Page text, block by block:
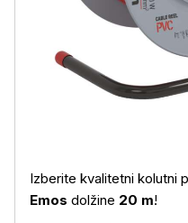
Izberite kvalitetni kolutni
Emos dolžine 20 m!